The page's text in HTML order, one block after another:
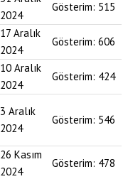
2024
Gösterim: 515
17 Aralık
2024
Gösterim: 606
10 Aralık
2024
Gösterim: 424
3 Aralık
2024
Gösterim: 546
26 Kasım
2024
Gösterim: 478